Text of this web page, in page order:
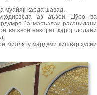
муайян карда шавад.
аз аъзои Шўро ва
ба масъалаи расонидани
ва зери назорат қарор додани
миллату мардуми кишвар ҳусни